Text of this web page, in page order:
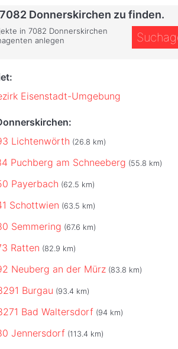
Donnerskirchen zu finden.
in 7082 Donnerskirchen
anlegen
Eisenstadt-Umgebung
Lichtenwörth (26.8 km)
Puchberg am Schneeberg (55.8 km)
Payerbach (62.5 km)
Schottwien (63.5 km)
Semmering (67.6 km)
Ratten (82.9 km)
Neuberg an der Mürz (83.8 km)
Burgau (93.4 km)
Bad Waltersdorf (94 km)
Jennersdorf (113.4 km)